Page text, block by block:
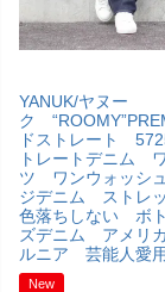
YANUK/ヤヌー
ク
ドストレート
トレートデニム
ツ ワンウォッシ
ジデニム ストレ
色落ちしない ボ
ズデニム アメリ
ルニア 芸能人愛用
New